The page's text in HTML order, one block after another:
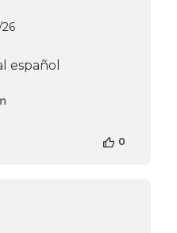
español
0